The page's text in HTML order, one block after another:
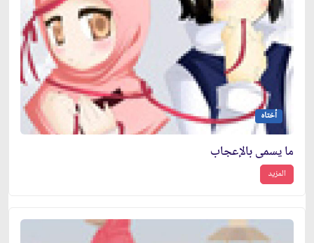
أختاه
ما يسمى بالإعجاب
المزيد